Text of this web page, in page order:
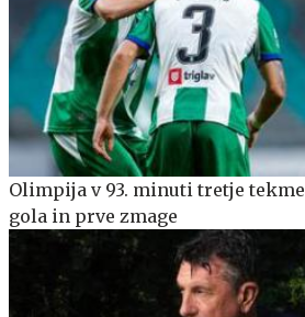
Olimpija v 93. minuti tretje
gola in prve zmage